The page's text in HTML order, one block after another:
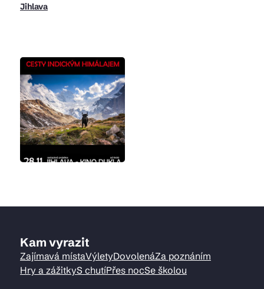
Jihlava
Kam vyrazit
Zajímavá místaVýletyDovolenáZa poznáním
Hry a zážitkyS chutíPřes nocSe školou